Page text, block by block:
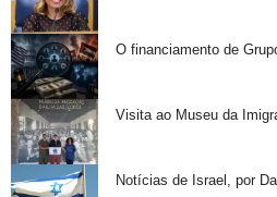
O financiamento de
Visita ao Museu da
Notícias de Israel, por